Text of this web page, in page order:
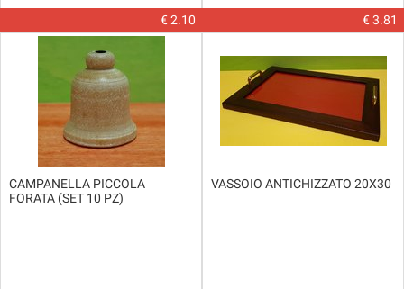
€ 2.10 € 3.81
CAMPANELLA PICCOLA
FORATA (SET 10 PZ)
VASSOIO ANTICHIZZATO 20X30